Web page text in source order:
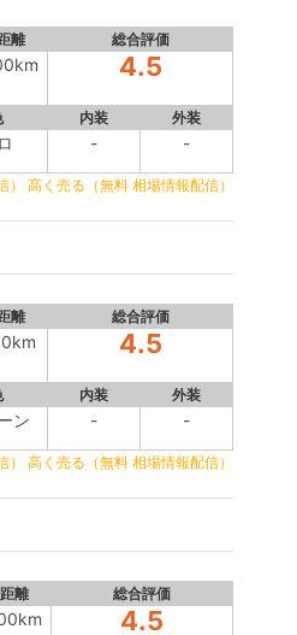
離 総合評価
4.5
内装 外装
- -
高く売る（無料 相場情報配信）
離 総合評価
4.5
内装 外装
ン - -
高く売る（無料 相場情報配信）
離 総合評価
4.5